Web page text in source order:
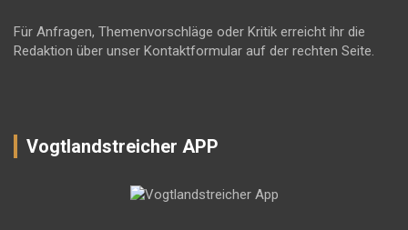
Für Anfragen, Themenvorschläge oder Kritik erreicht ihr die
Redaktion über unser Kontaktformular auf der rechten Seite.
Vogtlandstreicher APP